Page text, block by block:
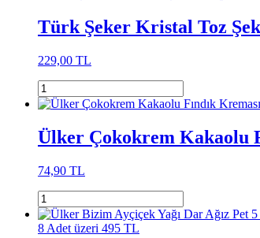
Türk Şeker Kristal Toz
229,00 TL
Ülker Çokokrem Kakaolu
74,90 TL
8 Adet üzeri 495 TL